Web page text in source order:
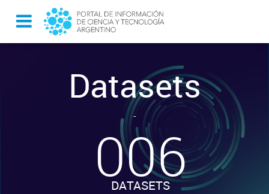
Datasets
-
006
DATASETS